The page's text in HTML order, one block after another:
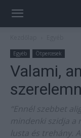
Egyéb Ötpercesek
Valami,
“Ennél szebbet
mindenki szidja a
lusta és trehány.